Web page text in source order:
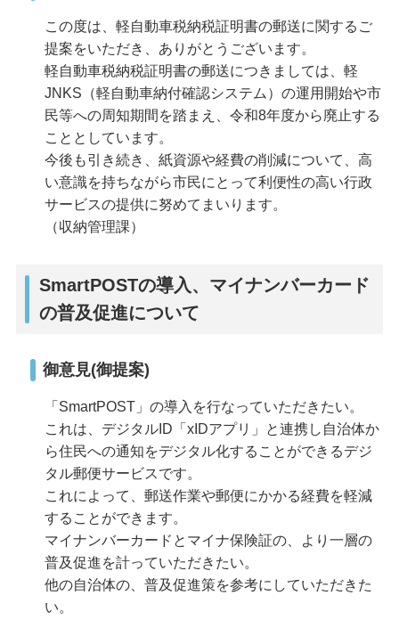
この度は、軽自動車税納税証明書の郵送に関するご
提案をいただき、ありがとうございます。
軽自動車税納税証明書の郵送につきましては、軽
JNKS（軽自動車納付確認システム）の運用開始や市
民等への周知期間を踏まえ、令和8年度から廃止する
こととしています。
今後も引き続き、紙資源や経費の削減について、高
い意識を持ちながら市民にとって利便性の高い行政
サービスの提供に努めてまいります。
（収納管理課）
SmartPOSTの導入、マイナンバーカード
の普及促進について
御意見(御提案)
「SmartPOST」の導入を行なっていただきたい。
これは、デジタルID「xIDアプリ」と連携し自治体か
ら住民への通知をデジタル化することができるデジ
タル郵便サービスです。
これによって、郵送作業や郵便にかかる経費を軽減
することができます。
マイナンバーカードとマイナ保険証の、より一層の
普及促進を計っていただきたい。
他の自治体の、普及促進策を参考にしていただきた
い。